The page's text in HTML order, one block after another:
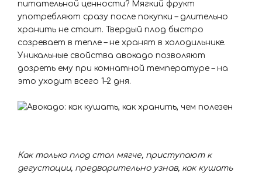
питательной ценности? Мягкий фрукт
употребляют сразу после покупки – длительно
хранить не стоит. Твердый плод быстро
созревает в тепле – не хранят в холодильнике.
Уникальные свойства авокадо позволяют
дозреть ему при комнатной температуре – на
это уходит всего 1–2 дня.
Как только плод стал мягче, приступают к
дегустации, предварительно узнав, как кушать